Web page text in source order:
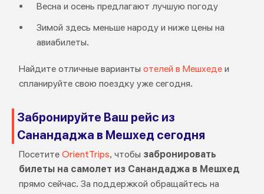
Весна и осень предлагают лучшую погоду
Зимой здесь меньше народу и ниже цены на
авиабилеты.
Найдите отличные варианты отелей в Мешхедеи
спланируйте свою поездку уже сегодня.
Забронируйте Ваш рейс из
Санандаджа в Мешхед сегодня
Посетите OrientTrips, чтобы забронировать
билеты на самолет из Санандаджа в Мешхед
прямо сейчас. За поддержкой обращайтесь на